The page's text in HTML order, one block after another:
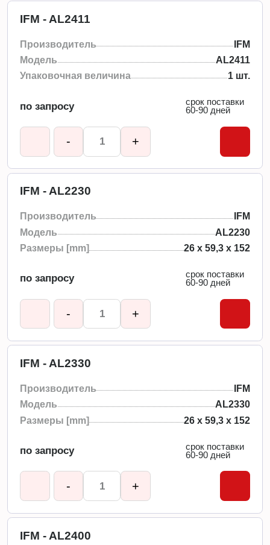
IFM - AL2411
Производитель
IFM
Модель
AL2411
Упаковочная величина
1 шт.
по запросу
срок поставки
60-90 дней
- +
IFM - AL2230
Производитель
IFM
Модель
AL2230
Размеры [mm]
26 x 59,3 x 152
по запросу
срок поставки
60-90 дней
- +
IFM - AL2330
Производитель
IFM
Модель
AL2330
Размеры [mm]
26 x 59,3 x 152
по запросу
срок поставки
60-90 дней
- +
IFM - AL2400